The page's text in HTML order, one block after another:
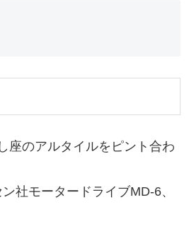
座のアルタイルをピント合わ
社モータードライブMD-6、